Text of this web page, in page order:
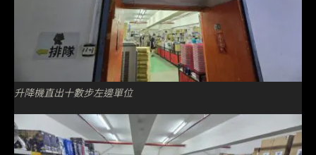
升降機直出十數步左邊單位